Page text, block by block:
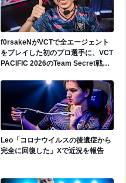
f0rsakeNがVCTで全エージェント
をプレイした初のプロ選手に、VCT
PACIFIC 2026のTeam Secret戦で
Leo「コロナウイルスの後遺症から
完全に回復した」Xで近況を報告